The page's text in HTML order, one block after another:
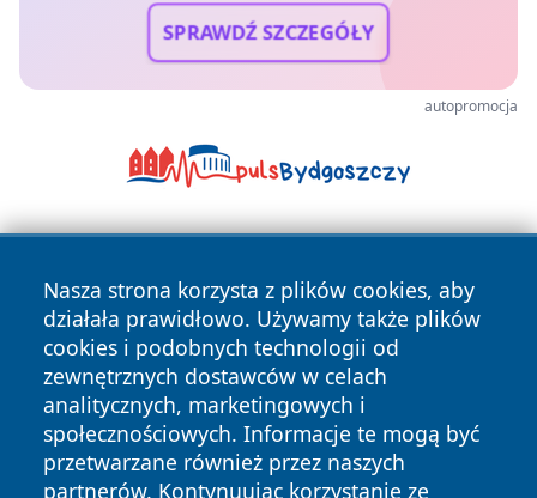
SPRAWDŹ SZCZEGÓŁY
autopromocja
Nasza strona korzysta z plików cookies, aby
działała prawidłowo. Używamy także plików
cookies i podobnych technologii od
zewnętrznych dostawców w celach
analitycznych, marketingowych i
społecznościowych. Informacje te mogą być
przetwarzane również przez naszych
partnerów. Kontynuując korzystanie ze
Copyright © 2026 cieszynonline.pl Wszystkie prawa
zastrzeżone.
Polityka Polityka